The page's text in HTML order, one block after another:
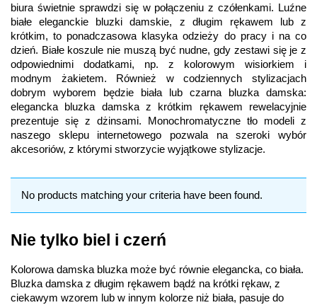
biura świetnie sprawdzi się w połączeniu z czółenkami. Luźne
białe eleganckie bluzki damskie, z długim rękawem lub z
krótkim, to ponadczasowa klasyka odzieży do pracy i na co
dzień. Białe koszule nie muszą być nudne, gdy zestawi się je z
odpowiednimi dodatkami, np. z kolorowym wisiorkiem i
modnym żakietem. Również w codziennych stylizacjach
dobrym wyborem będzie biała lub czarna bluzka damska:
elegancka bluzka damska z krótkim rękawem rewelacyjnie
prezentuje się z dżinsami. Monochromatyczne tło modeli z
naszego sklepu internetowego pozwala na szeroki wybór
akcesoriów, z którymi stworzycie wyjątkowe stylizacje.
No products matching your criteria have been found.
Nie tylko biel i czerń
Kolorowa damska bluzka może być równie elegancka, co biała.
Bluzka damska z długim rękawem bądź na krótki rękaw, z
ciekawym wzorem lub w innym kolorze niż biała, pasuje do